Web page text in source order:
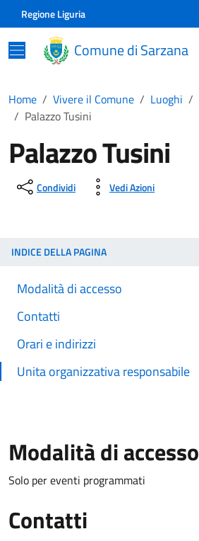
Skip to main content
Comune di Sarzana
Regione Liguria
Comune di Sarzana
Home Vivere il Comune Luoghi
Palazzo Tusini
Palazzo Tusini
Condividi Vedi Azioni
INDICE DELLA PAGINA
Modalità di accesso
Contatti
Orari e indirizzi
Unita organizzativa responsabile
Modalità di accesso
Solo per eventi programmati
Contatti